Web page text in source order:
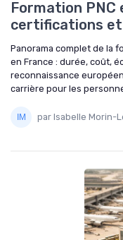
Formation PNC
certifications
Panorama complet de la
en France : durée, coût,
reconnaissance
carrière pour les
par Isabelle Morin-